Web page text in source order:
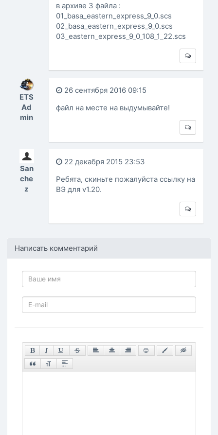
в архиве 3 файла :
01_basa_eastern_express_9_0.scs
02_basa_eastern_express_9_0.scs
03_eastern_express_9_0_108_1_22.scs
ETS
Ad
min
26 сентября 2016 09:15
файл на месте на выдумывайте!
San
che
z
22 декабря 2015 23:53
Ребята, скиньте пожалуйста ссылку на
ВЭ для v1.20.
Написать комментарий